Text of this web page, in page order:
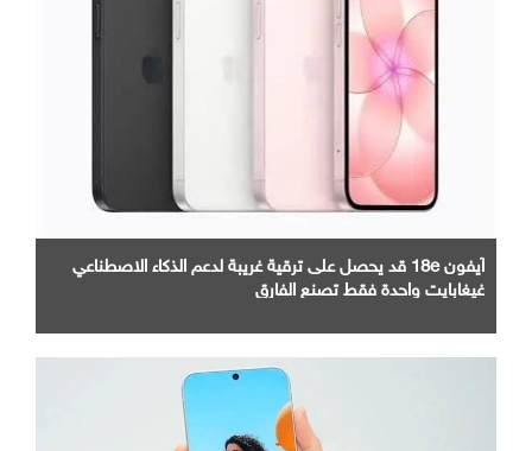
آيفون 18e قد يحصل على ترقية غريبة لدعم الذكاء الاصطناعي
غيغابايت واحدة فقط تصنع الفارق